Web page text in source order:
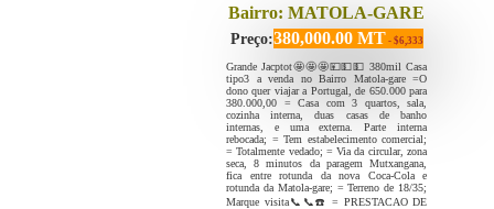
Bairro: MATOLA-GARE
Preço:380,000.00 MT - $6,333
Grande Jacptot🤩🤩🤩💴💵💵 380mil Casa
tipo3 a venda no Bairro Matola-gare =O
dono quer viajar a Portugal, de 650.000 para
380.000,00 = Casa com 3 quartos, sala,
cozinha interna, duas casas de banho
internas, e uma externa. Parte interna
rebocada; = Tem estabelecimento comercial;
= Totalmente vedado; = Via da circular, zona
seca, 8 minutos da paragem Mutxangana,
fica entre rotunda da nova Coca-Cola e
rotunda da Matola-gare; = Terreno de 18/35;
Marque visita📞📞☎️ = PRESTACAO DE